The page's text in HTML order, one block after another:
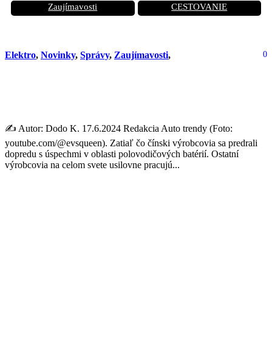
Zaujímavosti
CESTOVANIE
Elektro, Novinky, Správy, Zaujímavosti, 0
✍️ Autor: Dodo K. 17.6.2024 Redakcia Auto trendy (Foto:
youtube.com/@evsqueen). Zatiaľ čo čínski výrobcovia sa predrali
dopredu s úspechmi v oblasti polovodičových batérií. Ostatní
výrobcovia na celom svete usilovne pracujú...